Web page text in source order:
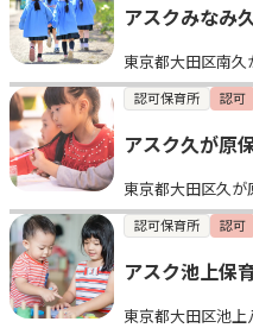
アスクみなみ
東京都大田区南
認可保育所 認可
アスク久が原
東京都大田区久
認可保育所 認可
アスク池上保
東京都大田区池上